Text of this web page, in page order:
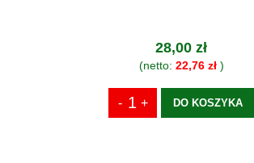
28,00 zł
(netto: 22,76 zł)
DO KOSZYKA